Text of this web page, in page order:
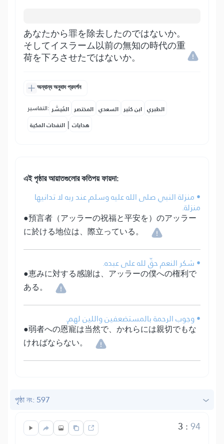
あなたから罪を除去したのではないか。
そしてイスラーム以前の無知の時代の重
荷を下ろさせたではないか。
অন্যান্য অনুবাদ প্রদর্শন
التفاسير: المُيسَّر المختصر السعدي ابن كثير الطبري
النفحات المكية | هدايات
এই পৃষ্ঠার আয়াতগুলোর কতিপয় ফায়দা:
• منزلة النبي صلى الله عليه وسلم عند ربه لا تدانيها
منزلة.
●預言者（アッラーの祝福と平安を）のアッラー
に於ける地位は、際立っている。
• شكر النعم حقّ لله على عبده.
●恵みに対する感謝は、アッラーの僕への権利で
ある。
• وجوب الرحمة بالمستضعفين واللين لهم.
●弱者への恩寵は当然で、かれらには親切でもな
ければならない。
পৃষ্ঠা নং: 597
3 :94